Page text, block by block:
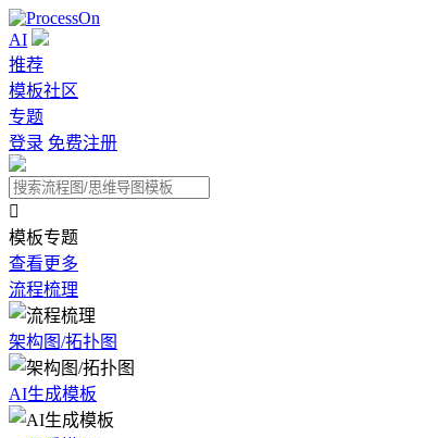
AI
推荐
模板社区
专题
登录 免费注册

模板专题
查看更多
流程梳理
架构图/拓扑图
AI生成模板